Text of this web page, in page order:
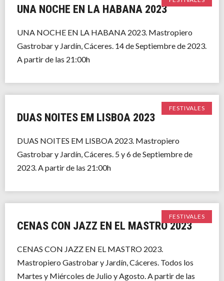
UNA NOCHE EN LA HABANA 2023
UNA NOCHE EN LA HABANA 2023. Mastropiero
Gastrobar y Jardín, Cáceres. 14 de Septiembre de 2023.
A partir de las 21:00h
FESTIVALES
DUAS NOITES EM LISBOA 2023
DUAS NOITES EM LISBOA 2023. Mastropiero
Gastrobar y Jardín, Cáceres. 5 y 6 de Septiembre de
2023. A partir de las 21:00h
FESTIVALES
CENAS CON JAZZ EN EL MASTRO 2023
CENAS CON JAZZ EN EL MASTRO 2023.
Mastropiero Gastrobar y Jardín, Cáceres. Todos los
Martes y Miércoles de Julio y Agosto. A partir de las